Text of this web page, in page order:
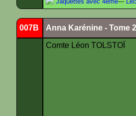
007B Anna Karénine - Tome
Comte Léon TOLSTOÏ